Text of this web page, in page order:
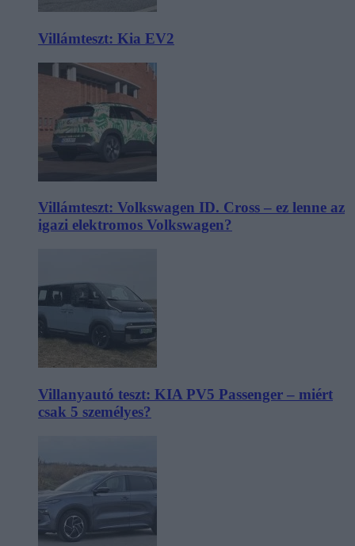
Villámteszt: Kia EV2
Villámteszt: Volkswagen ID. Cross – ez lenne az
igazi elektromos Volkswagen?
Villanyautó teszt: KIA PV5 Passenger – miért
csak 5 személyes?